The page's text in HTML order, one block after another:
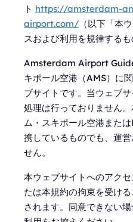
ト https://amsterdam-
airport.com/ （以下「本
スおよび利用を規律するも
Amsterdam Airport
キポール空港（AMS）に
ブサイトです。当ウェブ
処理は行っておりません
ム・スキポール空港また
携しているものでも、運
せん。
本ウェブサイトへのアク
たは本規約の拘束を受け
されます。同意できない